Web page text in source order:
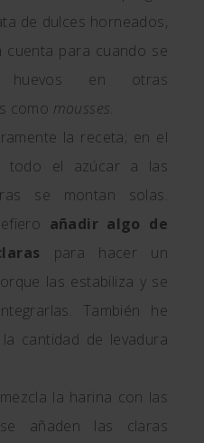
de dulces horneados,
cuenta para cuando se
en otras
como mousses.
la receta; en el
todo el azúcar a las
se montan solas.
añadir algo de
para hacer un
las estabiliza y se
También he
cantidad de levadura
la harina con las
añaden las claras